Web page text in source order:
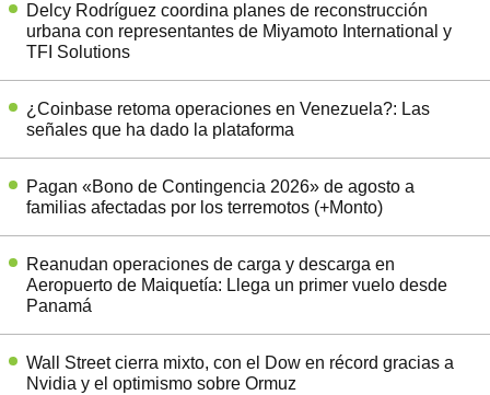
Delcy Rodríguez coordina planes de reconstrucción
urbana con representantes de Miyamoto International y
TFI Solutions
¿Coinbase retoma operaciones en Venezuela?: Las
señales que ha dado la plataforma
Pagan «Bono de Contingencia 2026» de agosto a
familias afectadas por los terremotos (+Monto)
Reanudan operaciones de carga y descarga en
Aeropuerto de Maiquetía: Llega un primer vuelo desde
Panamá
Wall Street cierra mixto, con el Dow en récord gracias a
Nvidia y el optimismo sobre Ormuz